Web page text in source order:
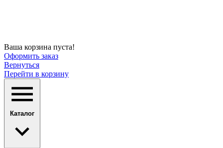
Ваша корзина пуста!
Оформить заказ
Вернуться
Перейти в корзину
Каталог